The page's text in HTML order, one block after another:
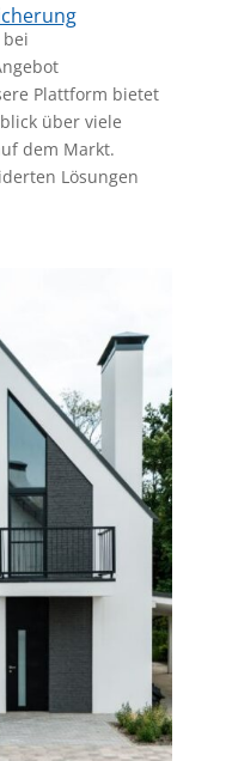
Plattform bietet
über viele
dem Markt.
Lösungen